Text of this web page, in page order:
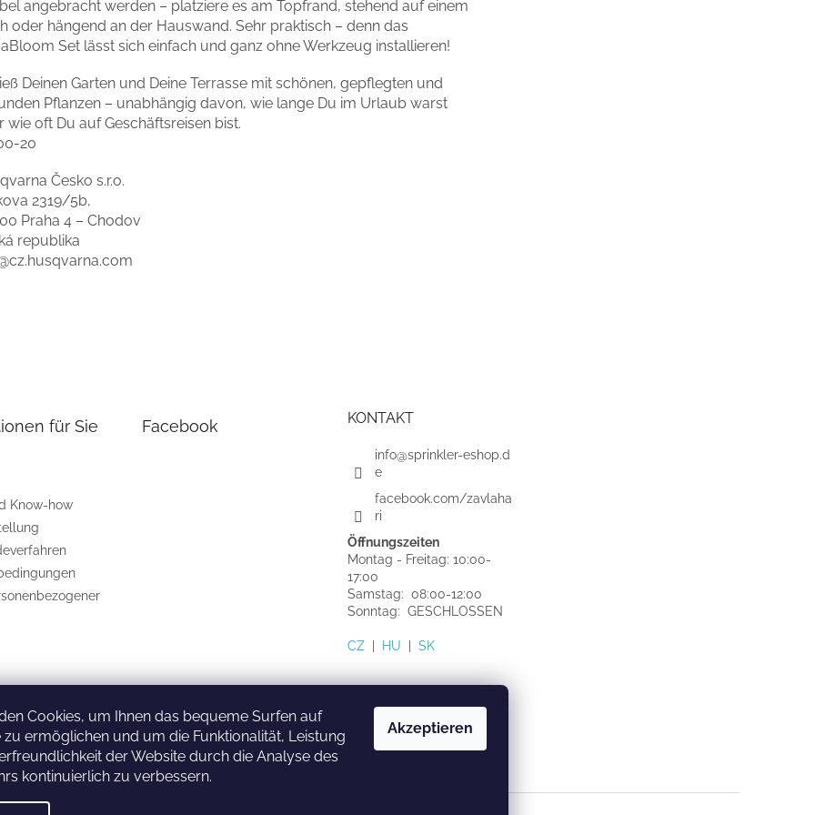
Cookies, um Ihnen das bequeme Surfen auf
zu ermöglichen und um die Funktionalität, Leistung
der Website durch die Analyse des
kontinuierlich zu verbessern.
Akzeptieren
angebracht werden – platziere es am Topfrand, stehend auf einem
oder hängend an der Hauswand. Sehr praktisch – denn das
Set lässt sich einfach und ganz ohne Werkzeug installieren!
Deinen Garten und Deine Terrasse mit schönen, gepflegten und
Pflanzen – unabhängig davon, wie lange Du im Urlaub warst
wie oft Du auf Geschäftsreisen bist.
20
Česko s.r.o.
2319/5b,
Praha 4 – Chodov
republika
für Sie
Know-how
Facebook KONTAKT
info@sprinkler-eshop.d
e
facebook.com/zavlaha
ri
Öffnungszeiten
Montag - Freitag: 10:00-
17:00
Samstag: 08:00-12:00
Sonntag: GESCHLOSSEN
CZ| HU SK
HU SK CZ